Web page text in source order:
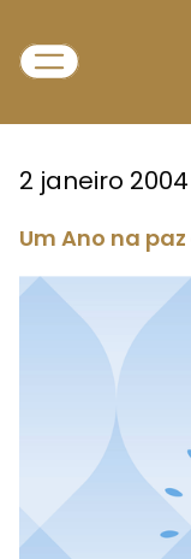
2 janeiro 2004
Um Ano na